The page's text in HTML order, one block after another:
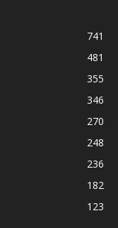
741
481
355
346
270
248
236
182
123